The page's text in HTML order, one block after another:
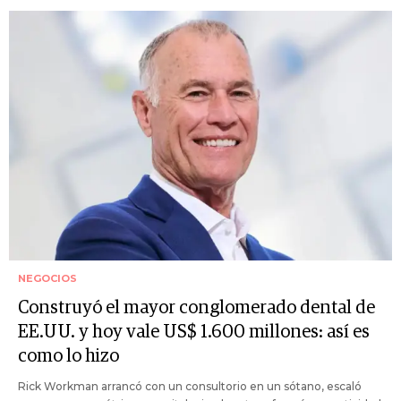
NEGOCIOS
Construyó el mayor conglomerado dental de
EE.UU. y hoy vale US$ 1.600 millones: así es
como lo hizo
Rick Workman arrancó con un consultorio en un sótano, escaló